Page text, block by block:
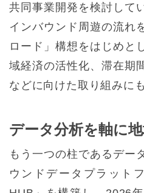
共同事業開発を検討して
インバウンド周遊の流れ
ロード」構想をはじめと
域経済の活性化、滞在期
などに向けた取り組みに
データ分析を軸に
もう一つの柱であるデー
ウンドデータプラット